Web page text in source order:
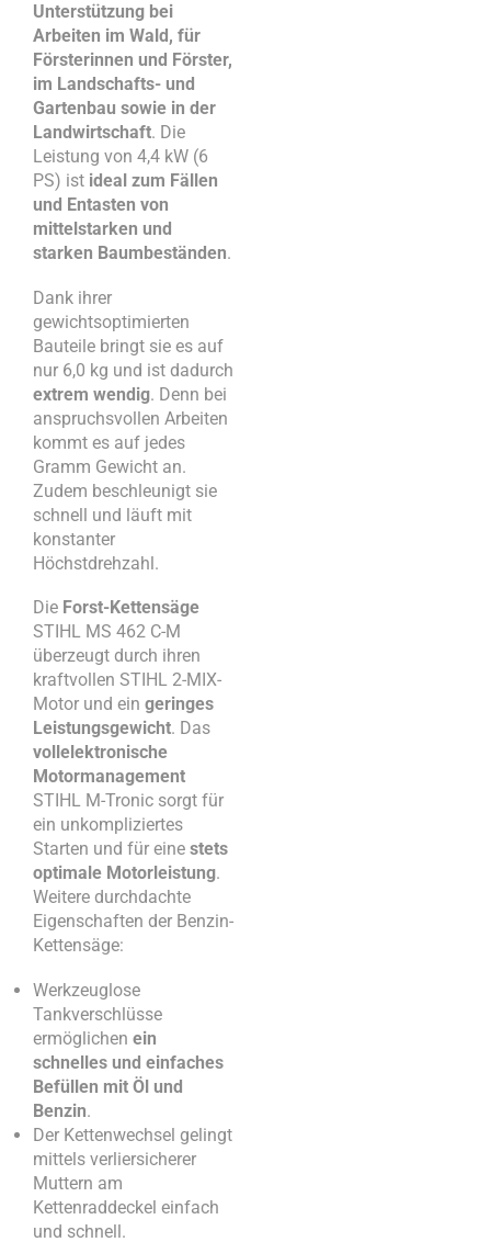
Unterstützung bei
Arbeiten im Wald, für
Försterinnen und Förster,
im Landschafts- und
Gartenbau sowie in der
Landwirtschaft. Die
Leistung von 4,4 kW (6
PS) ist ideal zum Fällen
und Entasten von
mittelstarken und
starken Baumbeständen.
Dank ihrer
gewichtsoptimierten
Bauteile bringt sie es auf
nur 6,0 kg und ist dadurch
extrem wendig. Denn bei
anspruchsvollen Arbeiten
kommt es auf jedes
Gramm Gewicht an.
Zudem beschleunigt sie
schnell und läuft mit
konstanter
Höchstdrehzahl.
Die Forst-Kettensäge
STIHL MS 462 C-M
überzeugt durch ihren
kraftvollen STIHL 2-MIX-
Motor und ein geringes
Leistungsgewicht. Das
vollelektronische
Motormanagement
STIHL M-Tronic sorgt für
ein unkompliziertes
Starten und für eine stets
optimale Motorleistung.
Weitere durchdachte
Eigenschaften der Benzin-
Kettensäge:
Werkzeuglose
Tankverschlüsse
ermöglichen ein
schnelles und einfaches
Befüllen mit Öl und
Benzin.
Der Kettenwechsel gelingt
mittels verliersicherer
Muttern am
Kettenraddeckel einfach
und schnell.